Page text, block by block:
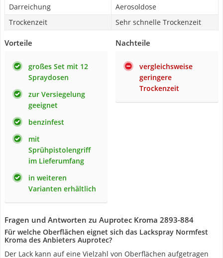
Darreichung
Aerosoldose
Trockenzeit
Sehr schnelle Trockenzeit
Vorteile
großes Set mit 12
Spraydosen
zur Versiegelung
geeignet
benzinfest
mit
Sprühpistolengriff
im Lieferumfang
in weiteren
Varianten erhältlich
Nachteile
vergleichsweise
geringere
Trockenzeit
Fragen und Antworten zu Auprotec Kroma 2893-884
Für welche Oberflächen eignet sich das Lackspray Normfest
Kroma des Anbieters Auprotec?
Der Lack kann auf eine Vielzahl von Oberflächen aufgetragen